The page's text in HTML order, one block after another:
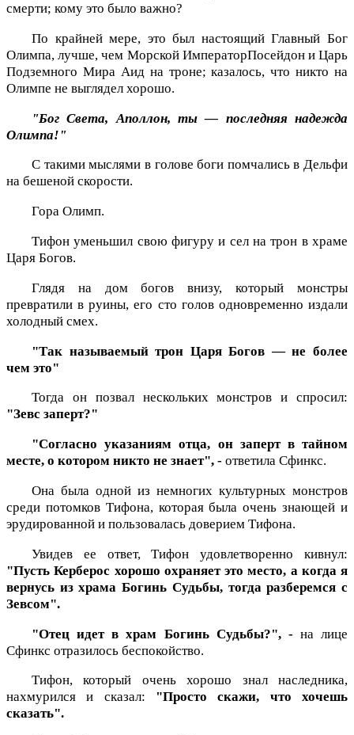
смерти; кому это было важно?
По крайней мере, это был настоящий Главный Бог
Олимпа, лучше, чем Морской ИмператорПосейдон и Царь
Подземного Мира Аид на троне; казалось, что никто на
Олимпе не выглядел хорошо.
"Бог Света, Аполлон, ты — последняя надежда
Олимпа!"
С такими мыслями в голове боги помчались в Дельфи
на бешеной скорости.
Гора Олимп.
Тифон уменьшил свою фигуру и сел на трон в храме
Царя Богов.
Глядя на дом богов внизу, который монстры
превратили в руины, его сто голов одновременно издали
холодный смех.
"Так называемый трон Царя Богов — не более
чем это"
Тогда он позвал нескольких монстров и спросил:
"Зевс заперт?"
"Согласно указаниям отца, он заперт в тайном
месте, о котором никто не знает", - ответила Сфинкс.
Она была одной из немногих культурных монстров
среди потомков Тифона, которая была очень знающей и
эрудированной и пользовалась доверием Тифона.
Увидев ее ответ, Тифон удовлетворенно кивнул:
"Пусть Керберос хорошо охраняет это место, а когда я
вернусь из храма Богинь Судьбы, тогда разберемся с
Зевсом".
"Отец идет в храм Богинь Судьбы?", - на лице
Сфинкс отразилось беспокойство.
Тифон, который очень хорошо знал наследника,
нахмурился и сказал:
"Просто скажи, что хочешь
сказать".